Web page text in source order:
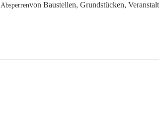
Absperrenvon Baustellen, Grundstücken,